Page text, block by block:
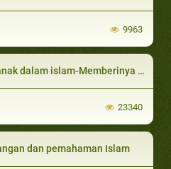
9963
meng-‘aqiqah-nya dan menguatkan garis keturunannya
23340
dan pemahaman Islam